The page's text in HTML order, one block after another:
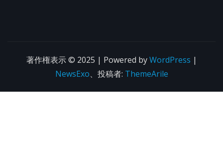
著作権表示 © 2025 | Powered byWordPress |
NewsExo、投稿者: ThemeArile